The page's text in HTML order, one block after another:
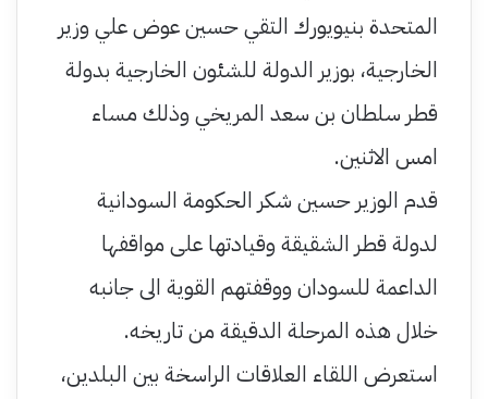
المتحدة بنيويورك التقي حسين عوض علي وزير
الخارجية، بوزير الدولة للشئون الخارجية بدولة
قطر سلطان بن سعد المريخي وذلك مساء
امس الاثنين.
قدم الوزير حسين شكر الحكومة السودانية
لدولة قطر الشقيقة وقيادتھا على مواقفها
الداعمة للسودان ووقفتھم القوية الى جانبه
خلال ھذه المرحلة الدقيقة من تاريخه.
استعرض اللقاء العلاقات الراسخة بين البلدين،